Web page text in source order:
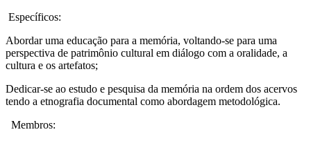
Específicos:
Abordar uma educação para a memória, voltando-se para uma
perspectiva de patrimônio cultural em diálogo com a oralidade, a
cultura e os artefatos;
Dedicar-se ao estudo e pesquisa da memória na ordem dos acervos
tendo a etnografia documental como abordagem metodológica.
Membros: